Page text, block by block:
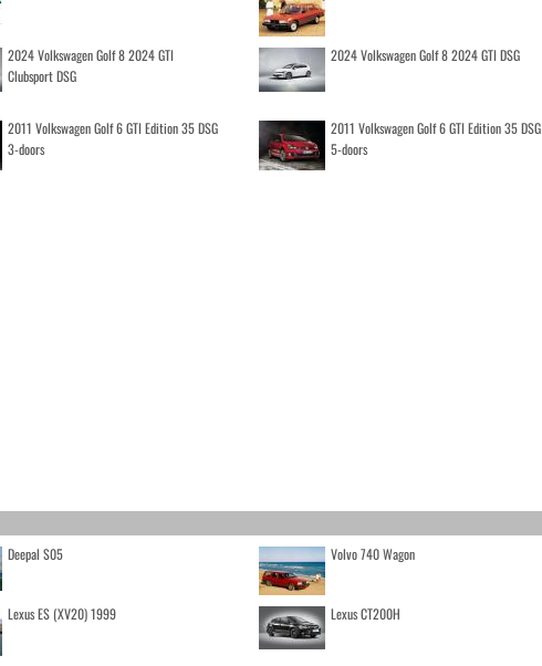
2024 Volkswagen Golf 8 2024 GTI
Clubsport DSG
2024 Volkswagen Golf 8 2024 GTI DSG
2011 Volkswagen Golf 6 GTI Edition 35 DSG
3-doors
2011 Volkswagen Golf 6 GTI Edition 35 DSG
5-doors
Deepal S05 Volvo 740 Wagon
Lexus ES (XV20) 1999 Lexus CT200H